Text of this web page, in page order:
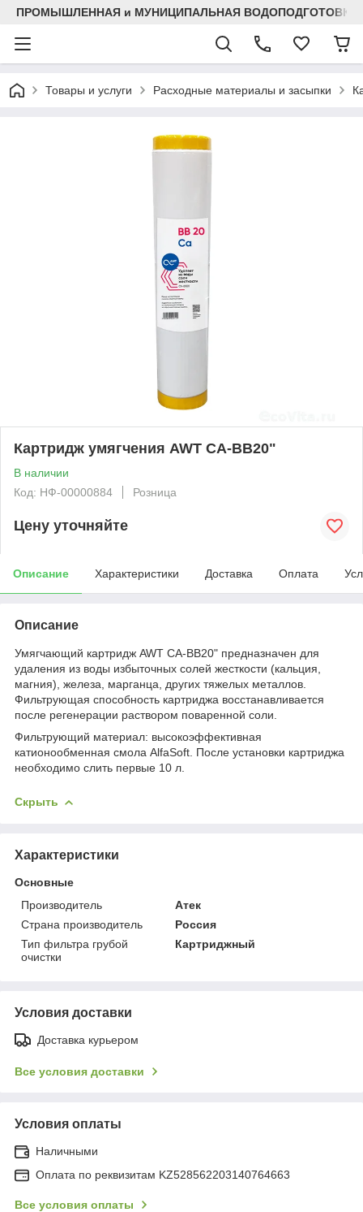
ПРОМЫШЛЕННАЯ и МУНИЦИПАЛЬНАЯ ВОДОПОДГОТОВКА
Товары и услуги Расходные материалы и засыпки
Картридж умягчения AWT CА-BB20"
В наличии
Код: НФ-00000884
Розница
Цену уточняйте
Описание Характеристики Доставка Оплата
Описание
Умягчающий картридж AWT CA-BB20" предназначен для
удаления из воды избыточных солей жесткости (кальция,
магния), железа, марганца, других тяжелых металлов.
Фильтрующая способность картриджа восстанавливается
после регенерации раствором поваренной соли.
Фильтрующий материал: высокоэффективная
катионообменная смола AlfaSoft. После установки картриджа
необходимо слить первые 10 л.
Скрыть
Характеристики
Основные
Производитель
Атек
Страна производитель
Россия
Тип фильтра грубой
очистки
Картриджный
Условия доставки
Доставка курьером
Все условия доставки
Условия оплаты
Наличными
Оплата по реквизитам KZ528562203140764663
Все условия оплаты